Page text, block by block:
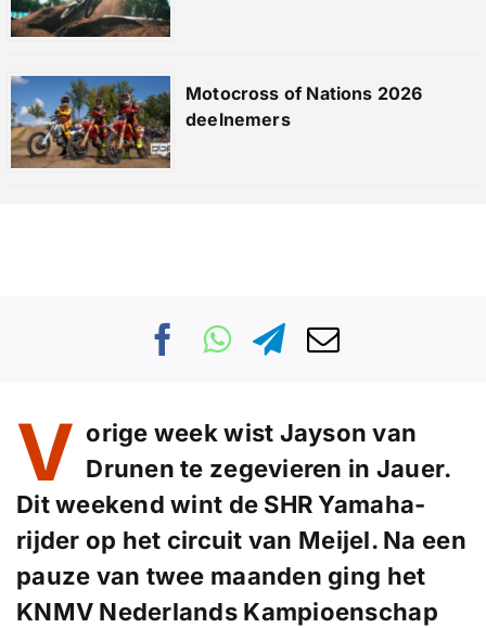
Motocross of Nations 2026
deelnemers
V orige week wist Jayson van
Drunen te zegevieren in Jauer.
Dit weekend wint de SHR Yamaha-
rijder op het circuit van Meijel. Na een
pauze van twee maanden ging het
KNMV Nederlands Kampioenschap